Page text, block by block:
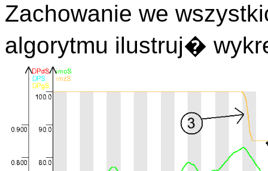
Zachowanie we
algorytmu ilustruj�